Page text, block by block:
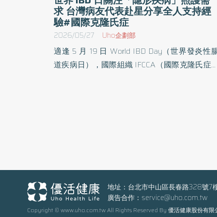
求 台灣病友代表赴星分享全人支持經
驗#國際克隆氏症
2026/05/27 Uho企劃部
適逢 5 月 19 日 World IBD Day（世界發炎性
道疾病日），國際組織 IFCCA（國際克隆氏症與
會，並以英文參與討論。她從自身抗病經驗與
灣病友倡議實務出發，分享 IBD 病友在疾病管
之外，仍可能面臨治療費用、就學就業中斷、心
理壓力與社會理解不足等挑戰，並提出病友組
地址：台北市中山區長春路328號7
廣告合作： service@uho.com.tw
Copyright © www.uho.com.tw All Rights Reserved By 優活健康股份有限